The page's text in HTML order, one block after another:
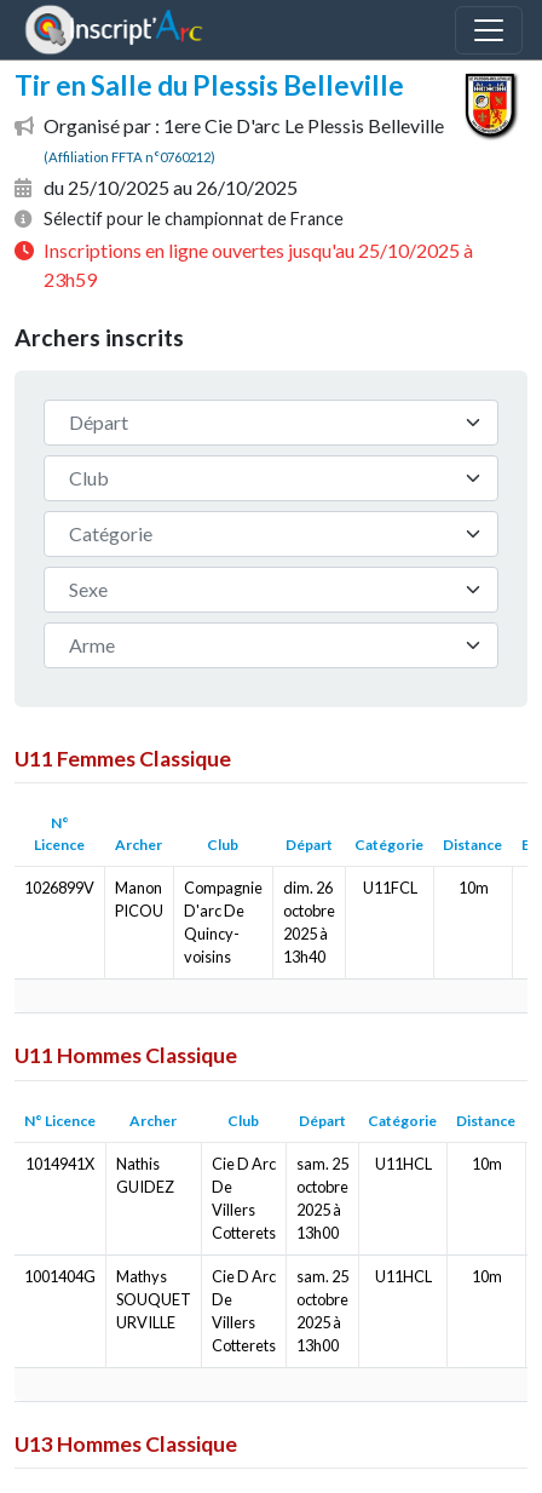
Tir en Salle du Plessis Belleville
Organisé par : 1ere Cie D'arc Le Plessis Belleville
(Affiliation FFTA n°0760212)
du 25/10/2025 au 26/10/2025
Sélectif pour le championnat de France
Inscriptions en ligne ouvertes jusqu'au 25/10/2025 à
23h59
Archers inscrits
Départ
Club
Catégorie
Sexe
Arme
U11 Femmes Classique
N°
Licence
Archer Club Départ Catégorie Distance
1026899V
Manon
PICOU
Compagnie
D'arc De
Quincy-
voisins
dim. 26
octobre
2025 à
13h40
U11FCL 10m
U11 Hommes Classique
N° Licence Archer Club Départ Catégorie Distance
1014941X
Nathis
GUIDEZ
Cie D Arc
De
Villers
Cotterets
sam. 25
octobre
2025 à
13h00
U11HCL 10m
1001404G
Mathys
SOUQUET
URVILLE
Cie D Arc
De
Villers
Cotterets
sam. 25
octobre
2025 à
13h00
U11HCL 10m
U13 Hommes Classique
Panneau de gestion des cookies